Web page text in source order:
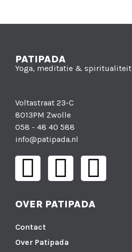
PATIPADA
Yoga, meditatie & spiritualiteit
Voltastraat 23-C
8013PM Zwolle
058 - 48 40 588
info@patipada.nl
OVER PATIPADA
Contact
Over Patipada